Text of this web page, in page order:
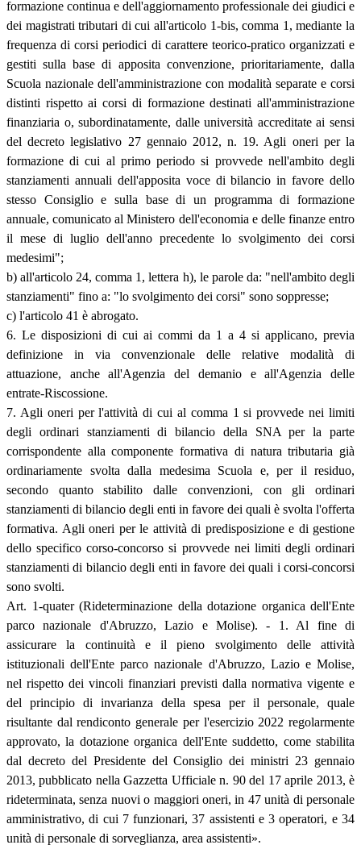
formazione continua e dell'aggiornamento professionale dei giudici e
dei magistrati tributari di cui all'articolo 1-bis, comma 1, mediante la
frequenza di corsi periodici di carattere teorico-pratico organizzati e
gestiti sulla base di apposita convenzione, prioritariamente, dalla
Scuola nazionale dell'amministrazione con modalità separate e corsi
distinti rispetto ai corsi di formazione destinati all'amministrazione
finanziaria o, subordinatamente, dalle università accreditate ai sensi
del decreto legislativo 27 gennaio 2012, n. 19. Agli oneri per la
formazione di cui al primo periodo si provvede nell'ambito degli
stanziamenti annuali dell'apposita voce di bilancio in favore dello
stesso Consiglio e sulla base di un programma di formazione
annuale, comunicato al Ministero dell'economia e delle finanze entro
il mese di luglio dell'anno precedente lo svolgimento dei corsi
medesimi";
b) all'articolo 24, comma 1, lettera h), le parole da: "nell'ambito degli
stanziamenti" fino a: "lo svolgimento dei corsi" sono soppresse;
c) l'articolo 41 è abrogato.
6. Le disposizioni di cui ai commi da 1 a 4 si applicano, previa
definizione in via convenzionale delle relative modalità di
attuazione, anche all'Agenzia del demanio e all'Agenzia delle
entrate-Riscossione.
7. Agli oneri per l'attività di cui al comma 1 si provvede nei limiti
degli ordinari stanziamenti di bilancio della SNA per la parte
corrispondente alla componente formativa di natura tributaria già
ordinariamente svolta dalla medesima Scuola e, per il residuo,
secondo quanto stabilito dalle convenzioni, con gli ordinari
stanziamenti di bilancio degli enti in favore dei quali è svolta l'offerta
formativa. Agli oneri per le attività di predisposizione e di gestione
dello specifico corso-concorso si provvede nei limiti degli ordinari
stanziamenti di bilancio degli enti in favore dei quali i corsi-concorsi
sono svolti.
Art. 1-quater (Rideterminazione della dotazione organica dell'Ente
parco nazionale d'Abruzzo, Lazio e Molise). - 1. Al fine di
assicurare la continuità e il pieno svolgimento delle attività
istituzionali dell'Ente parco nazionale d'Abruzzo, Lazio e Molise,
nel rispetto dei vincoli finanziari previsti dalla normativa vigente e
del principio di invarianza della spesa per il personale, quale
risultante dal rendiconto generale per l'esercizio 2022 regolarmente
approvato, la dotazione organica dell'Ente suddetto, come stabilita
dal decreto del Presidente del Consiglio dei ministri 23 gennaio
2013, pubblicato nella Gazzetta Ufficiale n. 90 del 17 aprile 2013, è
rideterminata, senza nuovi o maggiori oneri, in 47 unità di personale
amministrativo, di cui 7 funzionari, 37 assistenti e 3 operatori, e 34
unità di personale di sorveglianza, area assistenti».